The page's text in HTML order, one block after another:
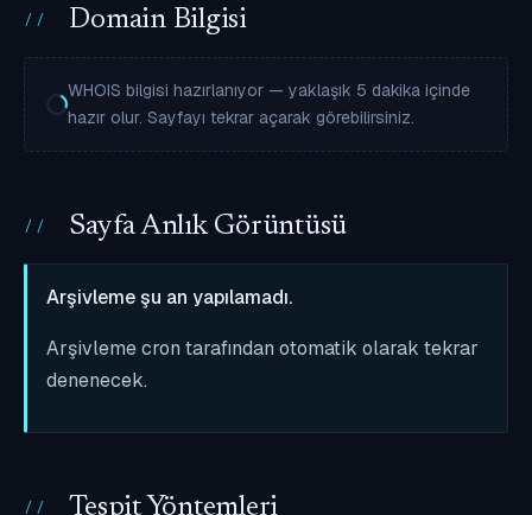
Domain Bilgisi
WHOIS bilgisi hazırlanıyor — yaklaşık 5 dakika içinde
hazır olur. Sayfayı tekrar açarak görebilirsiniz.
Sayfa Anlık Görüntüsü
Arşivleme şu an yapılamadı.
Arşivleme cron tarafından otomatik olarak tekrar
denenecek.
Tespit Yöntemleri